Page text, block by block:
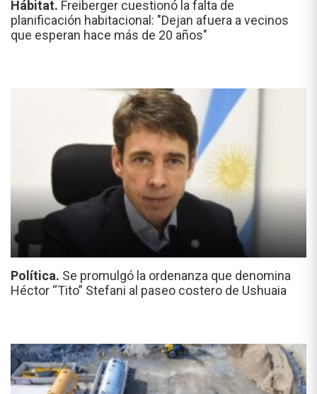
Hábitat. Freiberger cuestionó la falta de
planificación habitacional: "Dejan afuera a vecinos
que esperan hace más de 20 años"
Política. Se promulgó la ordenanza que denomina
Héctor “Tito” Stefani al paseo costero de Ushuaia